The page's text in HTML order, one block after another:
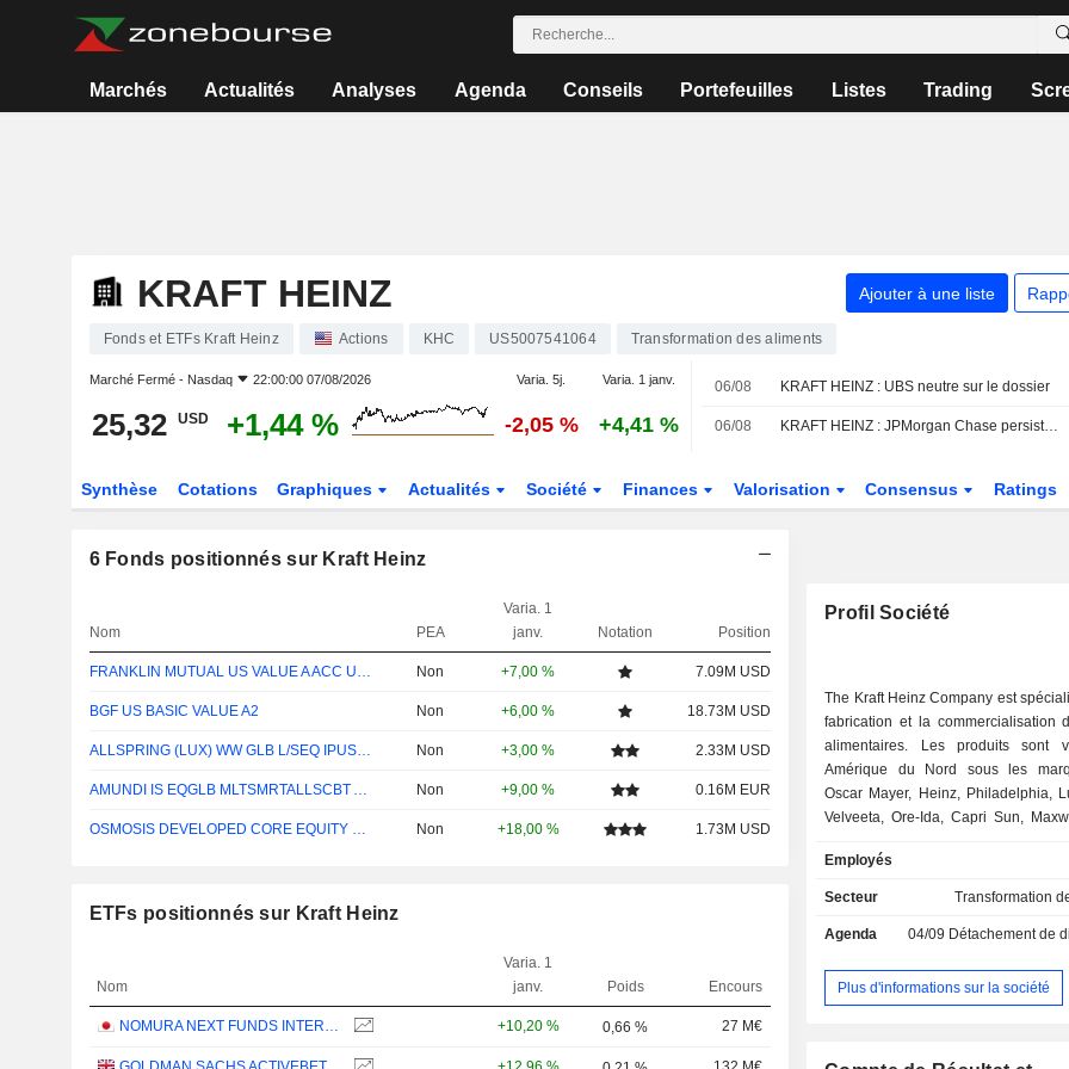
Marchés Actualités Analyses Agenda Conseils Portefeuilles Listes Trading
KRAFT HEINZ Ajouter à une liste
Fonds et ETFs Kraft Heinz Actions KHC US5007541064 Transformation des aliments
Marché Fermé - Nasdaq 22:00:00 07/08/2026 Varia. 5j. Varia. 1 janv.
25,32 USD +1,44 % -2,05 % +4,41 %
06/08 KRAFT HEINZ : UBS neutre sur le dossier
06/08 KRAFT HEINZ : JPMorgan Chase persiste à l'achat
Synthèse Cotations Graphiques Actualités Société Finances Valorisation Consensus Ratings
6Fonds positionnés sur Kraft Heinz
Nom PEA
Varia. 1
janv.
Notation Position
FRANKLIN MUTUAL US VALUE A ACC USD Non +7,00 % 7.09M USD
BGF US BASIC VALUE A2 Non +6,00 % 18.73M USD
ALLSPRING (LUX) WW GLB L/SEQ IPUSD ACC Non +3,00 % 2.33M USD
AMUNDI IS EQGLB MLTSMRTALLSCBT AE-C EUR Non +9,00 % 0.16M EUR
OSMOSIS DEVELOPED CORE EQUITY TRAN A $ Non +18,00 % 1.73M USD
ETFs positionnés sur Kraft Heinz
Nom
Varia. 1
janv.
Poids Encours
NOMURA NEXT FUNDS INTERNATIONAL EQUITY MSCI-KOKUSAI (YEN-HEDGED) ETF - JPY +10,20 % 0,66 % 27 M€
Profil Société
The Kraft Heinz Company est
fabrication et la commercialisation
alimentaires. Les produits sont
Amérique du Nord sous les
Oscar Mayer, Heinz, Philadelphia,
Velveeta, Ore-Ida, Capri Sun,
marques Heinz, ABC, Master,
Golden Circle, Wattie's, Pudliszki et
: - sauces et condiments (44%) ; - produits
boissons rafraîchissantes et
etc. ; - viandes et produits de charcuterie (8%) ; -
Employés
Secteur Transformation
Agenda 04/09 Détachement de
Plus d'informations sur la société